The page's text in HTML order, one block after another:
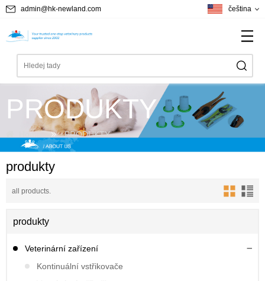
admin@hk-newland.com čeština
PRODUKTY
Home PRODUKTY
produkty
all products.
produkty
Veterinární zařízení
Kontinuální vstřikovače